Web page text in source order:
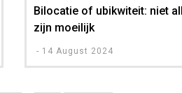
Bilocatie of ubikwiteit: niet
zijn moeilijk
- 14 August 2024